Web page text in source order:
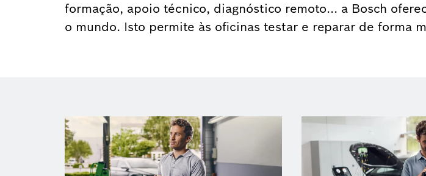
formação, apoio técnico, diagnóstico remoto... a Bosch
o mundo. Isto permite às oficinas testar e reparar de forma